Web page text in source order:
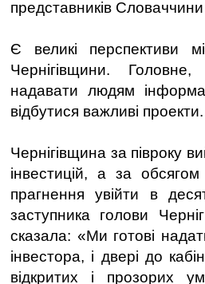
представників Словаччини
Є великі перспективи
Чернігівщини.
надавати людям
відбутися важливі проекти.
Чернігівщина за півроку
інвестицій, а за
прагнення увійти в
заступника голови
сказала: «Ми готові
інвестора, і двері до
відкритих і прозорих